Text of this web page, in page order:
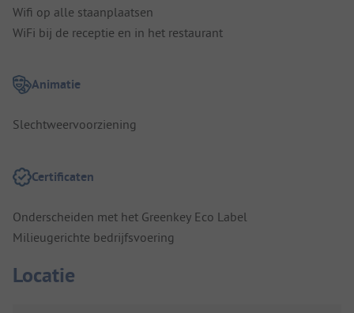
Wifi op alle staanplaatsen
WiFi bij de receptie en in het restaurant
Animatie
Slechtweervoorziening
Certificaten
Onderscheiden met het Greenkey Eco Label
Milieugerichte bedrijfsvoering
Locatie